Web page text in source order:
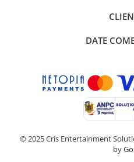
DATE
© 2025 Cris Entertainment
by